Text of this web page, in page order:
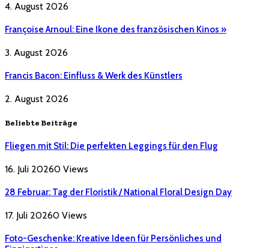
4. August 2026
Françoise Arnoul: Eine Ikone des französischen Kinos »
3. August 2026
Francis Bacon: Einfluss & Werk des Künstlers
2. August 2026
Beliebte Beiträge
Fliegen mit Stil: Die perfekten Leggings für den Flug
16. Juli 20260 Views
28 Februar: Tag der Floristik / National Floral Design Day
17. Juli 20260 Views
Foto-Geschenke: Kreative Ideen für Persönliches und